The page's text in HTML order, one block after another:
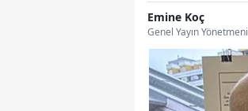
Emine Koç
Genel Yayın Yönetmeni